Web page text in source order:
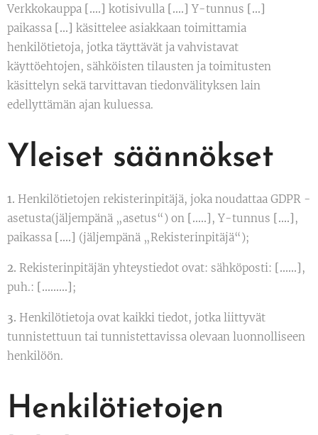
Verkkokauppa [….] kotisivulla [….] Y-tunnus […]
paikassa […] käsittelee asiakkaan toimittamia
henkilötietoja, jotka täyttävät ja vahvistavat
käyttöehtojen, sähköisten tilausten ja toimitusten
käsittelyn sekä tarvittavan tiedonvälityksen lain
edellyttämän ajan kuluessa.
Yleiset säännökset
1. Henkilötietojen rekisterinpitäjä, joka noudattaa GDPR -
asetusta(jäljempänä „asetus“) on […..] , Y-tunnus [….] ,
paikassa [….] (jäljempänä „Rekisterinpitäjä“);
2. Rekisterinpitäjän yhteystiedot ovat: sähköposti: [……] ,
puh.: [………] ;
3. Henkilötietoja ovat kaikki tiedot, jotka liittyvät
tunnistettuun tai tunnistettavissa olevaan luonnolliseen
henkilöön.
Henkilötietojen